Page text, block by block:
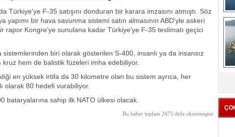
Türkiye'ye F-35 satışını donduran bir karara imzasını atmıştı. Söz
bir hava savunma sistemi satın almasının ABD'yle askeri
rapor Kongre'ye sunulana kadar Türkiye'ye F-35 teslimatı geçici
biri olarak gösterilen S-400, insanlı ya da insansız
kruz hem de balistik füzeleri imha edebiliyor.
en yüksek irtifa da 30 kilometre olan bu sistem ayrıca, her
olarak 80 hedefi vurabiliyor.
bataryalarına sahip ilk NATO ülkesi olacak.
Bu haber toplam 2675 defa okunmuştur